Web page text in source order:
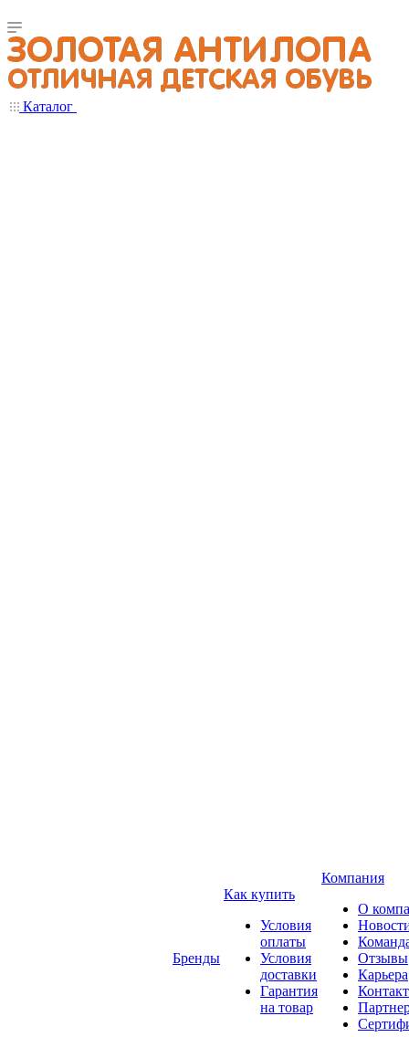
Каталог
Бренды
Как купить
Условия
оплаты
Условия
доставки
Гарантия
на товар
Компания
О
Отзывы
Карьера